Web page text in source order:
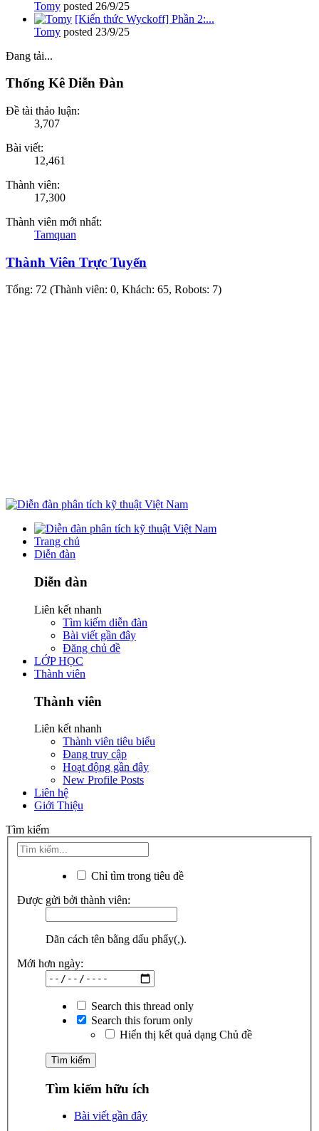
Tomy posted 26/9/25
[Kiến thức Wyckoff] Phần 2:...
Tomy posted 23/9/25
Đang tải...
Thống Kê Diễn Đàn
Đề tài thảo luận:
3,707
Bài viết:
12,461
Thành viên:
17,300
Thành viên mới nhất:
Tamquan
Thành Viên Trực Tuyến
Tổng: 72 (Thành viên: 0, Khách: 65, Robots: 7)
Trang chủ
Diễn đàn
Diễn đàn
Liên kết nhanh
Tìm kiếm diễn đàn
Bài viết gần đây
Đăng chủ đề
LỚP HỌC
Thành viên
Thành viên
Liên kết nhanh
Thành viên tiêu biểu
Đang truy cập
Hoạt động gần đây
New Profile Posts
Liên hệ
Giới Thiệu
Tìm kiếm
Chỉ tìm trong tiêu đề
Được gửi bởi thành viên:
Dãn cách tên bằng dấu phẩy(,).
Mới hơn ngày:
Search this thread only
Search this forum only
Hiển thị kết quả dạng Chủ đề
Tìm kiếm hữu ích
Bài viết gần đây